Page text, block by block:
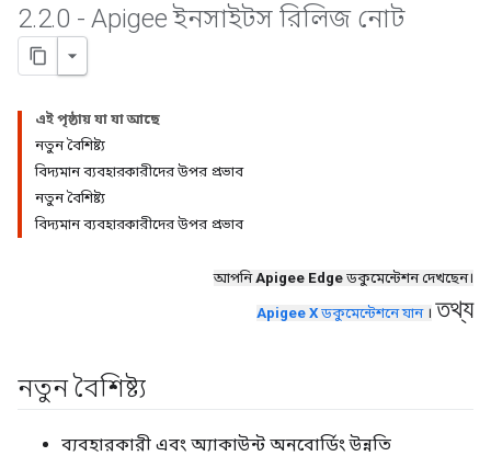
2.2.0 - Apigee ইনসাইটস রিলিজ নোট
এই পৃষ্ঠায় যা যা আছে
নতুন বৈশিষ্ট্য
বিদ্যমান ব্যবহারকারীদের উপর প্রভাব
নতুন বৈশিষ্ট্য
বিদ্যমান ব্যবহারকারীদের উপর প্রভাব
আপনিApigee Edge ডকুমেন্টেশন দেখছেন।
Apigee X ডকুমেন্টেশনে যান। তথ্য
নতুন বৈশিষ্ট্য
ব্যবহারকারী এবং অ্যাকাউন্ট অনবোর্ডিং উন্নতি